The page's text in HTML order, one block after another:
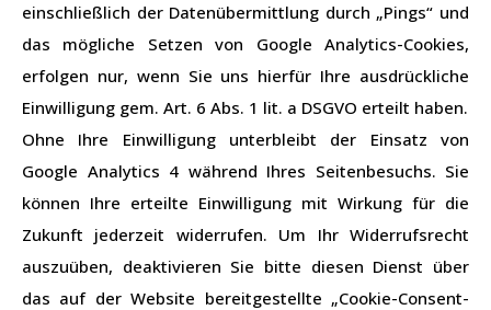
einschließlich der Datenübermittlung durch „Pings“ und
das mögliche Setzen von Google Analytics-Cookies,
erfolgen nur, wenn Sie uns hierfür Ihre ausdrückliche
Einwilligung gem. Art. 6 Abs. 1 lit. a DSGVO erteilt haben.
Ohne Ihre Einwilligung unterbleibt der Einsatz von
Google Analytics 4 während Ihres Seitenbesuchs. Sie
können Ihre erteilte Einwilligung mit Wirkung für die
Zukunft jederzeit widerrufen. Um Ihr Widerrufsrecht
auszuüben, deaktivieren Sie bitte diesen Dienst über
das auf der Website bereitgestellte „Cookie-Consent-